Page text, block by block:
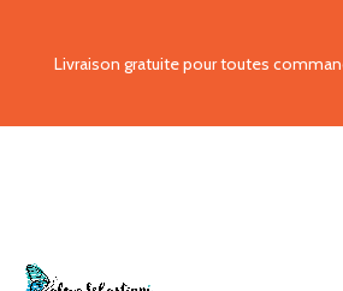
Livraison gratuite pour toutes